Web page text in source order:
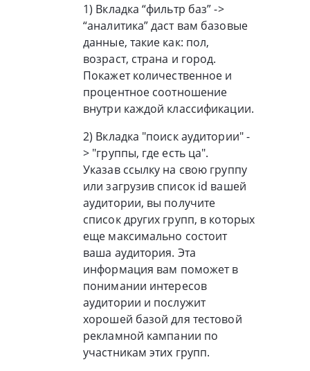
1) Вкладка “фильтр баз” ->
“аналитика” даст вам базовые
данные, такие как: пол,
возраст, страна и город.
Покажет количественное и
процентное соотношение
внутри каждой классификации.
2) Вкладка "поиск аудитории" -
> "группы, где есть ца".
Указав ссылку на свою группу
или загрузив список id вашей
аудитории, вы получите
список других групп, в которых
еще максимально состоит
ваша аудитория. Эта
информация вам поможет в
понимании интересов
аудитории и послужит
хорошей базой для тестовой
рекламной кампании по
участникам этих групп.